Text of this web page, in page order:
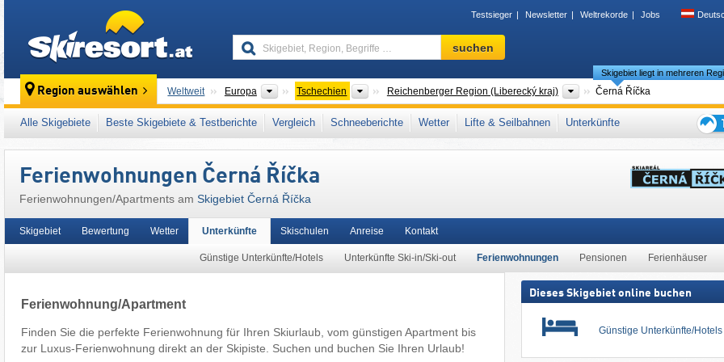
Testsieger Newsletter Weltrekorde Jobs
Skigebiet,
Region,
…
suchen
Region auswählen Weltweit Europa Kontinente
Tschechien LänderReichenberger Region (Liberecký kraj) Regionen
Skigebiet liegt in mehreren
Černá Říčka
Dieses Skigebiet liegt auch in: Isergebirge (Jizerské hory/Góry Izerskie) Nordosttschechien (Severovýchod) Westsudeten,
Tschechische Sudeten
Sudeten (Sudety) Mitteleuropa
Alle Skigebiete Beste Skigebiete & Testberichte Vergleich Schneeberichte Wetter Lifte & Seilbahnen
Unterkünfte
den
Ferienwohnungen Černá Říčka
Ferienwohnungen/Apartments am Skigebiet Černá Říčka
Skigebiet Bewertung Wetter Unterkünfte
Günstige Unterkünfte/Hotels Unterkünfte Ski-in/Ski-out Ferienwohnungen Pensionen Ferienhäuser
Skischulen Anreise Kontakt
Ferienwohnung/Apartment
Finden Sie die perfekte Ferienwohnung für Ihren Skiurlaub, vom günstigen Apartment bis
zur Luxus-Ferienwohnung direkt an der Skipiste. Suchen und buchen Sie Ihren Urlaub!
Dieses Skigebiet online buchen
Günstige Unterkünfte/Hotels